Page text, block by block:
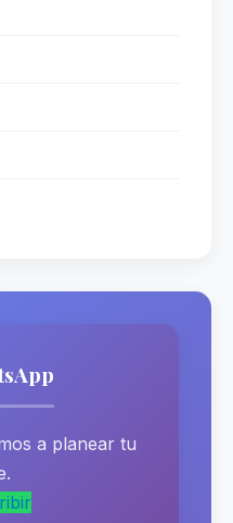
a planear tu